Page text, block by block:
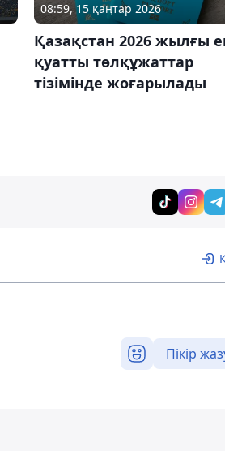
08:59, 15 қаңтар 2026
Қазақстан 2026 жылғы
қуатты төлқұжаттар
тізімінде жоғарылады
Пікір